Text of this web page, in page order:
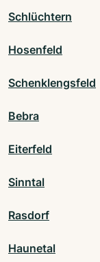
Schlüchtern
Hosenfeld
Schenklengsfeld
Bebra
Eiterfeld
Sinntal
Rasdorf
Haunetal